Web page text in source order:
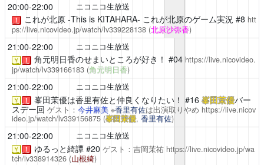
20:00-22:00 ニコニコ生放送
！ これが北原 -This is KITAHARA- これが北原のゲーム実況 #8 htt
ps://live.nicovideo.jp/watch/lv339228138 (北原沙弥香)
21:00-22:00 ニコニコ生放送
￥ ！ 角元明日香のせまいところが好き！ #04 https://live.nicovideo.
jp/watch/lv339166183 (角元明日香)
21:00-22:00 ニコニコ生放送
￥ ！ 峯田茉優は香里有佐と仲良くなりたい！ #16峯田茉優バー
スデー回 ゲスト： 今井麻美※香里有佐は出演取りやめ https://live.nicov
ideo.jp/watch/lv339156875 (峯田茉優, 香里有佐)
21:00-22:00 ニコニコ生放送
￥ ！ ゆるっと綺譚#20 ゲスト：吉岡茉祐 https://live.nicovideo.jp/wa
tch/lv338914326 (山根綺)